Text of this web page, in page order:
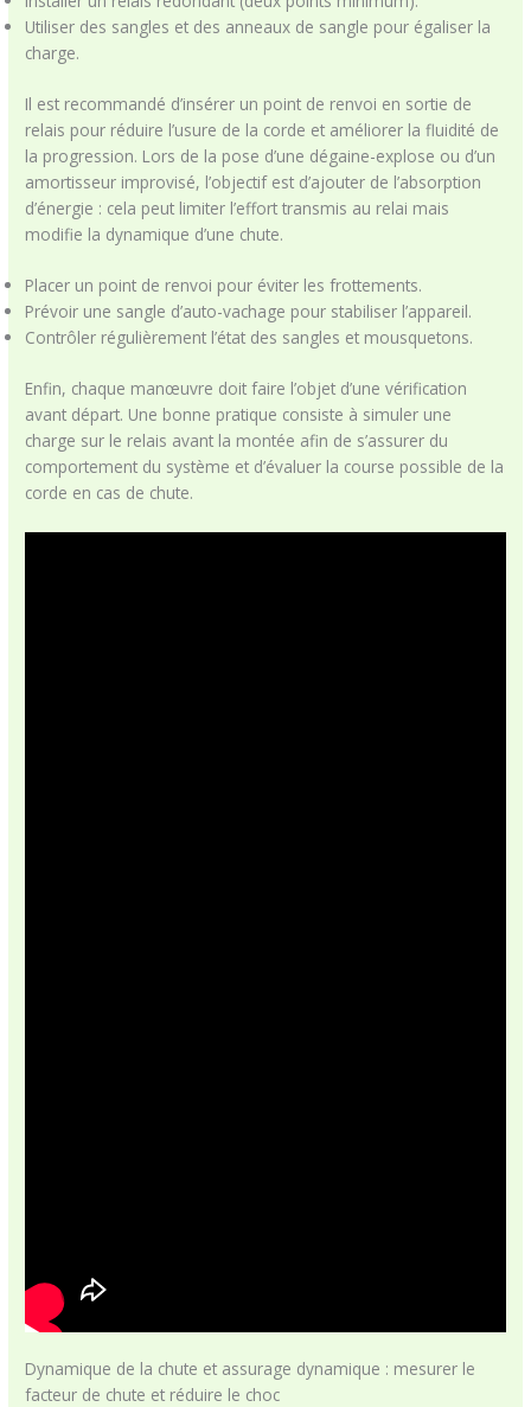
Utiliser des sangles et des anneaux de sangle pour égaliser la
charge.
Il est recommandé d’insérer un point de renvoi en sortie de
relais pour réduire l’usure de la corde et améliorer la fluidité de
la progression. Lors de la pose d’une dégaine-explose ou d’un
amortisseur improvisé, l’objectif est d’ajouter de l’absorption
d’énergie : cela peut limiter l’effort transmis au relai mais
modifie la dynamique d’une chute.
Placer un point de renvoi pour éviter les frottements.
Prévoir une sangle d’auto-vachage pour stabiliser l’appareil.
Contrôler régulièrement l’état des sangles et mousquetons.
Enfin, chaque manœuvre doit faire l’objet d’une vérification
avant départ. Une bonne pratique consiste à simuler une
charge sur le relais avant la montée afin de s’assurer du
comportement du système et d’évaluer la course possible de la
corde en cas de chute.
Dynamique de la chute et assurage dynamique : mesurer le
facteur de chute et réduire le choc